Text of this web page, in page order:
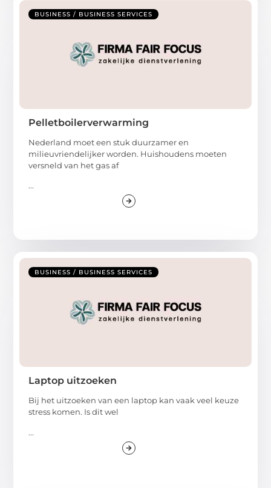
BUSINESS / BUSINESS SERVICES
Pelletboilerverwarming
Nederland moet een stuk duurzamer en
milieuvriendelijker worden. Huishoudens moeten
versneld van het gas af
...
BUSINESS / BUSINESS SERVICES
Laptop uitzoeken
Bij het uitzoeken van een laptop kan vaak veel keuze
stress komen. Is dit wel
...